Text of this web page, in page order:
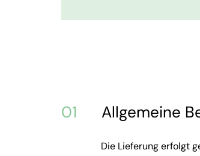
01 Allgemeine
Die Lieferung erfolgt